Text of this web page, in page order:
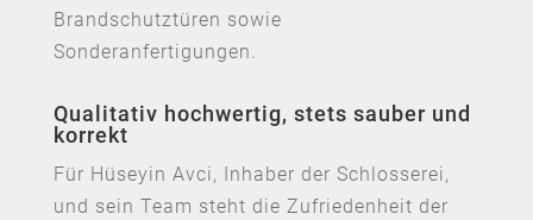
Brandschutztüren sowie
Sonderanfertigungen.
Qualitativ hochwertig, stets sauber und
korrekt
Für Hüseyin Avci, Inhaber der Schlosserei,
und sein Team steht die Zufriedenheit der